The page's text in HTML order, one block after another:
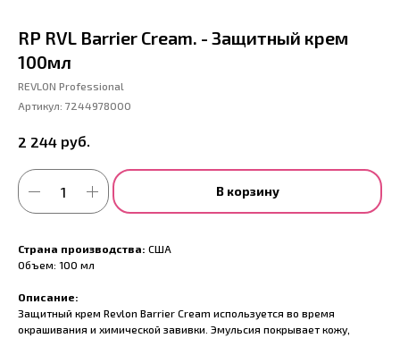
RP RVL Barrier Cream. - Защитный крем
100мл
REVLON Professional
Артикул: 7244978000
2 244 руб.
В корзину
Страна производства: США
Объем: 100 мл
Описание:
Защитный крем Revlon Barrier Cream используется во время
окрашивания и химической завивки. Эмульсия покрывает кожу,